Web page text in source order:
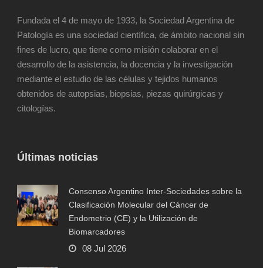
Fundada el 4 de mayo de 1933, la Sociedad Argentina de
Patología es una sociedad científica, de ámbito nacional sin
fines de lucro, que tiene como misión colaborar en el
desarrollo de la asistencia, la docencia y la investigación
mediante el estudio de las células y tejidos humanos
obtenidos de autopsias, biopsias, piezas quirúrgicas y
citologías.
Últimas noticias
Consenso Argentino Inter-Sociedades sobre la
Clasificación Molecular del Cáncer de
Endometrio (CE) y la Utilización de
Biomarcadores
08 Jul 2026